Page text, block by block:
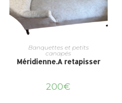
Banquettes et petits
canapés
Méridienne.A retapisser
200€